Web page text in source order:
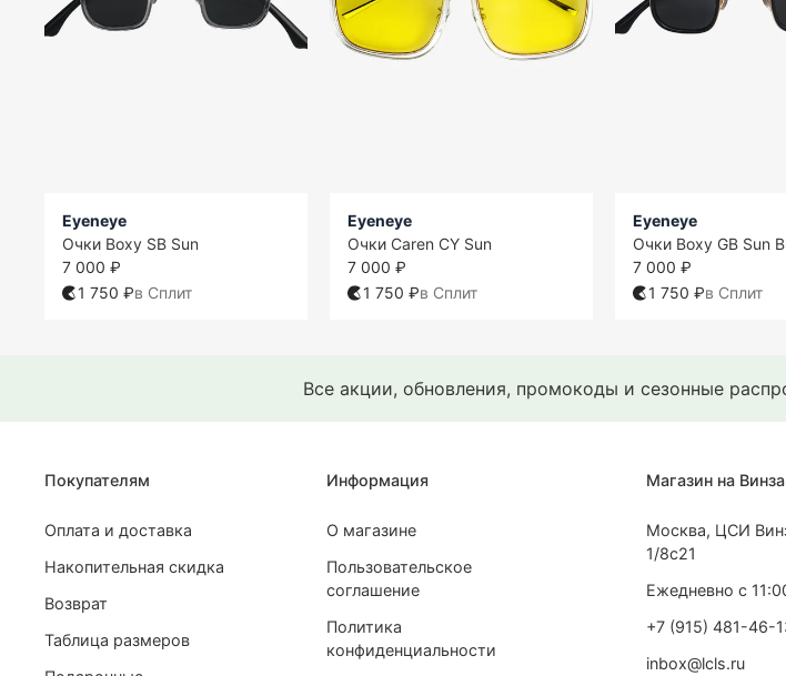
Eyeneye
Очки Boxy SB Sun
7 000 ₽
1 750 ₽в Сплит
Eyeneye
Очки Caren CY Sun
7 000 ₽
1 750 ₽в Сплит
Eyeneye
Очки Boxy GB Sun
7 000 ₽
1 750 ₽в Сплит
Все акции, обновления, промокоды и сезонные
Покупателям
Оплата и доставка
Накопительная скидка
Возврат
Таблица размеров
Информация
О магазине
Пользовательское
соглашение
Политика
конфиденциальности
Магазин на
Москва, ЦСИ
1/8с21
Ежедневно с
+7 (915) 481-46-
inbox@lcls.ru